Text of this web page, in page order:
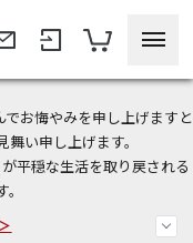
お悔やみを申し上げますと
い申し上げます。
平穏な生活を取り戻される
レゼント！